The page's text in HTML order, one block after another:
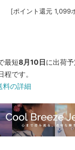
[ポイント還元 1,099
最短8月10日に出荷
程です。
の詳細